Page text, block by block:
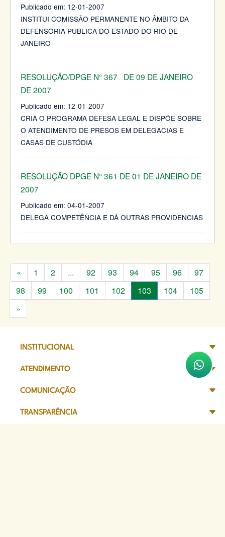
Publicado em: 12-01-2007
INSTITUI COMISSÃO PERMANENTE NO ÂMBITO DA
DEFENSORIA PUBLICA DO ESTADO DO RIO DE
JANEIRO
RESOLUÇÃO/DPGE N° 367 DE 09 DE JANEIRO
DE 2007
Publicado em: 12-01-2007
CRIA O PROGRAMA DEFESA LEGAL E DISPÕE SOBRE
O ATENDIMENTO DE PRESOS EM DELEGACIAS E
CASAS DE CUSTÓDIA
RESOLUÇÃO DPGE N° 361 DE 01 DE JANEIRO DE
2007
Publicado em: 04-01-2007
DELEGA COMPETÊNCIA E DÁ OUTRAS PROVIDENCIAS
« 1 2 ... 92 93 94 95 96
97
98
99 100 101 102 103 104
105
»
INSTITUCIONAL
ATENDIMENTO
COMUNICAÇÃO
TRANSPARÊNCIA